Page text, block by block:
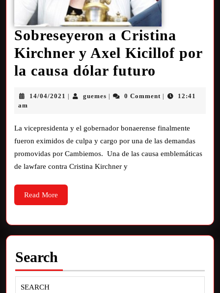
Sobreseyeron a Cristina
Kirchner y Axel Kicillof por
la causa dólar futuro
14/04/2021 guemes 0 Comment
12:41
am
La vicepresidenta y el gobernador bonaerense finalmente
fueron eximidos de culpa y cargo por una de las demandas
promovidas por Cambiemos. Una de las causa emblemáticas
de lawfare contra Cristina Kirchner y
Read More
Search